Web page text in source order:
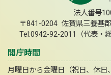
法人番号
〒841-0204 佐賀県三養基
Tel:0942-92-2011（代表・
開庁時間
月曜日から金曜日（祝日、休